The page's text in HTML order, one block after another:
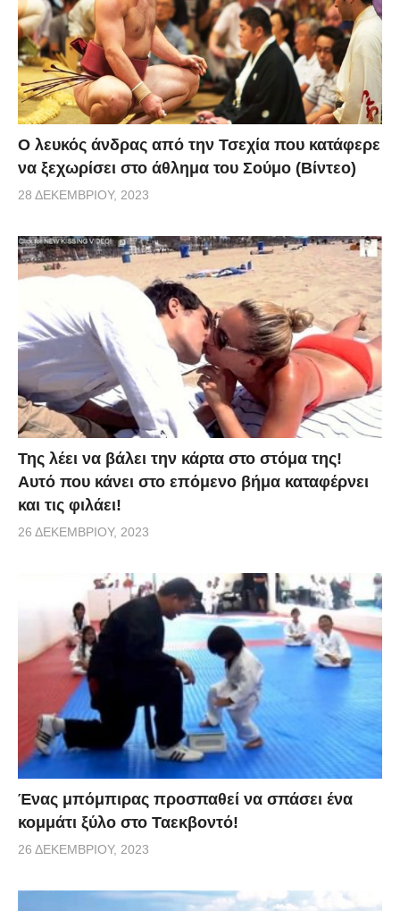
Ο λευκός άνδρας από την Τσεχία που κατάφερε
να ξεχωρίσει στο άθλημα του Σούμο (Βίντεο)
28 ΔΕΚΕΜΒΡΊΟΥ, 2023
Της λέει να βάλει την κάρτα στο στόμα της!
Αυτό που κάνει στο επόμενο βήμα καταφέρνει
και τις φιλάει!
26 ΔΕΚΕΜΒΡΊΟΥ, 2023
Ένας μπόμπιρας προσπαθεί να σπάσει ένα
κομμάτι ξύλο στο Ταεκβοντό!
26 ΔΕΚΕΜΒΡΊΟΥ, 2023